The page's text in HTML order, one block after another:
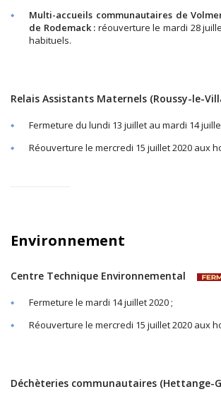
Multi-accueils communautaires de
de Rodemack : réouverture le mardi 28
habituels.
Relais Assistants Maternels (Roussy-le-
Fermeture du lundi 13 juillet au mardi 14
Réouverture le mercredi 15 juillet 2020 aux
Environnement
Centre Technique Environnemental
Fermeture le mardi 14 juillet 2020 ;
Réouverture le mercredi 15 juillet 2020 aux
Déchèteries communautaires (Hettange-